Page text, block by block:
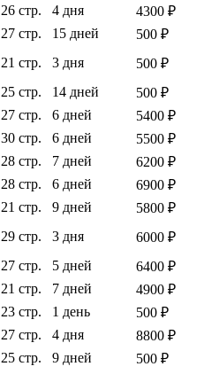
26 стр. 4 дня
4300 ₽
27 стр. 15 дней
500 ₽
21 стр. 3 дня
500 ₽
25 стр. 14 дней
500 ₽
27 стр. 6 дней
5400 ₽
30 стр. 6 дней
5500 ₽
28 стр. 7 дней
6200 ₽
28 стр. 6 дней
6900 ₽
21 стр. 9 дней
5800 ₽
29 стр. 3 дня
6000 ₽
27 стр. 5 дней
6400 ₽
21 стр. 7 дней
4900 ₽
23 стр. 1 день
500 ₽
27 стр. 4 дня
8800 ₽
25 стр. 9 дней
500 ₽